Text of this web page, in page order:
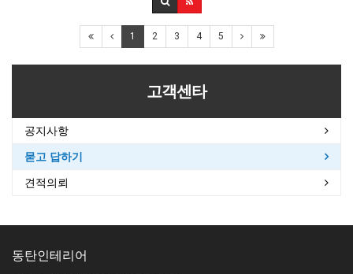
1 2 3 4 5
고객센타
공지사항
묻고 답하기
견적의뢰
동탄인테리어